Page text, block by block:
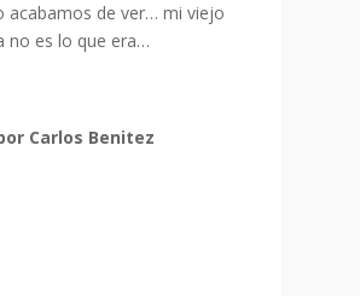
acabamos de ver… mi viejo
no es lo que era…
Carlos Benitez